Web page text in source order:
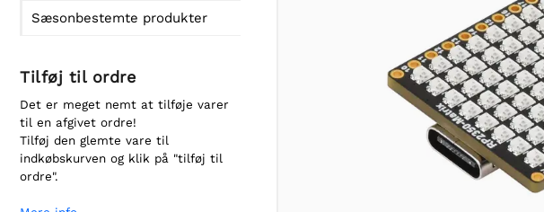
Sæsonbestemte produkter
Tilføj til ordre
Det er meget nemt at tilføje varer
til en afgivet ordre!
Tilføj den glemte vare til
indkøbskurven og klik på "tilføj til
ordre".